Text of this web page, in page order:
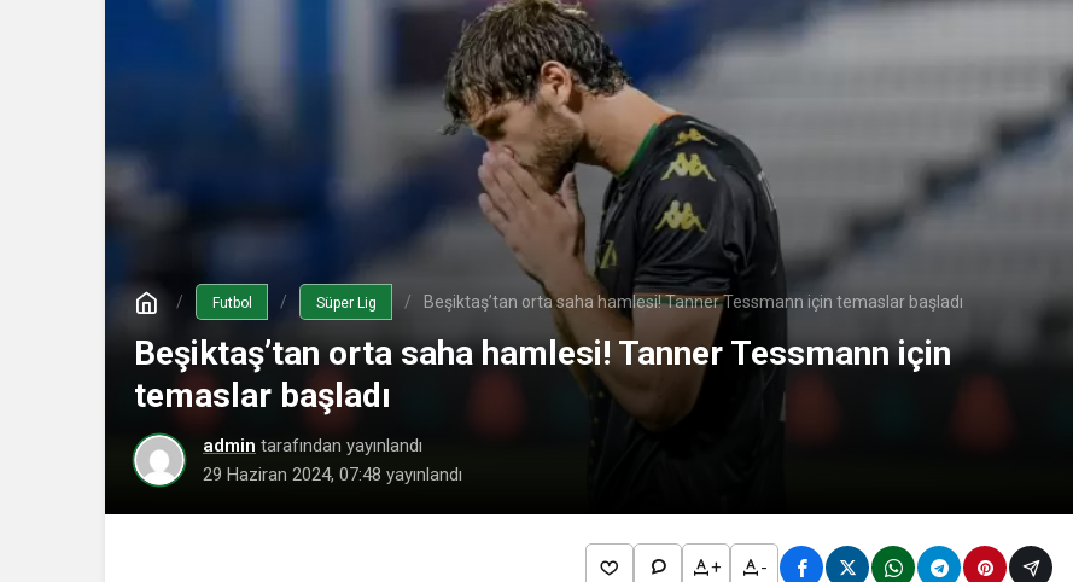
Futbol Süper Lig Beşiktaş’tan orta saha hamlesi! Tanner Tessmann için temaslar başladı
Beşiktaş’tan orta saha hamlesi! Tanner Tessmann için
temaslar başladı
admin tarafından yayınlandı
29 Haziran 2024, 07:48 yayınlandı
+ -